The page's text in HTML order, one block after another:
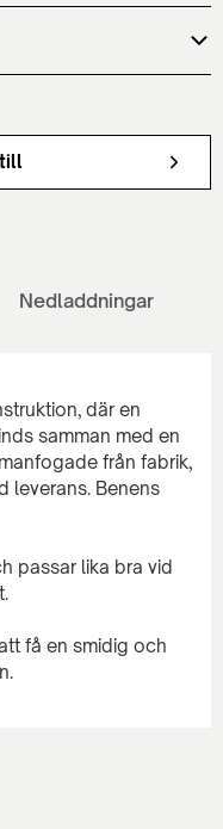
Nedladdningar
där en
samman med en
från fabrik,
leverans. Benens
passar lika bra vid
få en smidig och